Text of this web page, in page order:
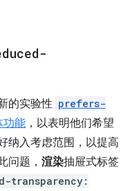
的实验性 prefers-
功能 ，以表明他们希望
纳入考虑范围，以提高
问题， 渲染抽屉式标签
transparency: